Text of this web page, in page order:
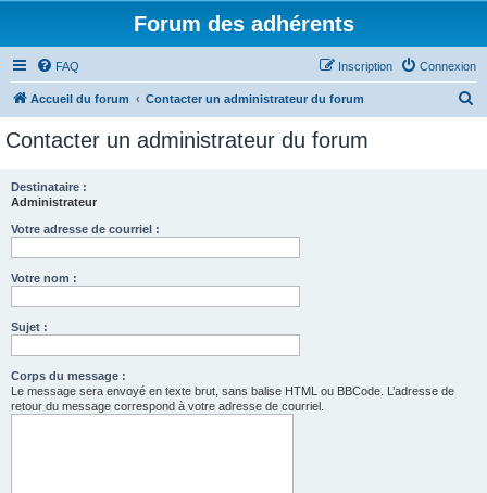
Forum des adhérents
FAQ Connexion
Inscription
Accueil du forum Contacter un administrateur du forum
Contacter un administrateur du forum
Destinataire :
Administrateur
Votre adresse de courriel :
Votre nom :
Sujet :
Corps du message :
Le message sera envoyé en texte brut, sans balise HTML ou BBCode. L’adresse de
retour du message correspond à votre adresse de courriel.